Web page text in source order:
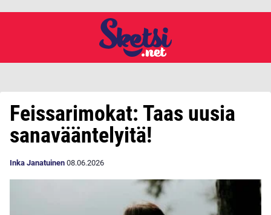
Feissarimokat: Taas uusia
sanavääntelyitä!
Inka Janatuinen 08.06.2026